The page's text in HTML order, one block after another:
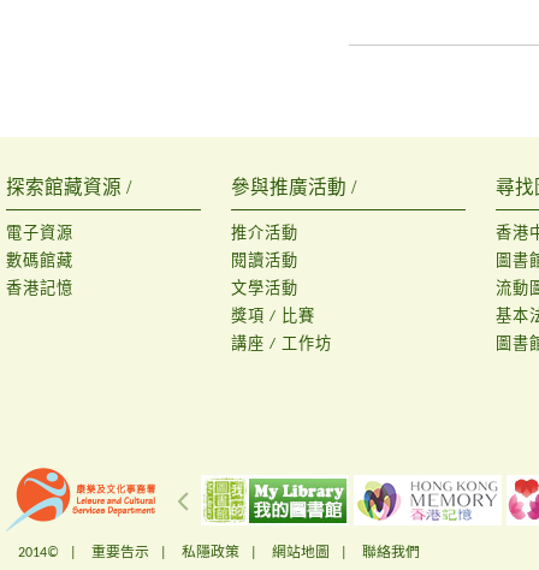
探索館藏資源 /
電子資源
數碼館藏
香港記憶
參與推廣活動 /
推介活動
閱讀活動
文學活動
獎項 / 比賽
講座 / 工作坊
尋找
香港
圖書
流動
基本
圖書
2014© | 重要告示 私隱政策 網站地圖 聯絡我們